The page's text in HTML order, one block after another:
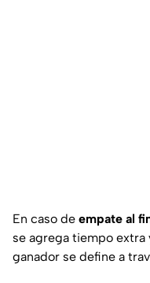
En caso de empate al
se agrega tiempo extra
ganador se define a